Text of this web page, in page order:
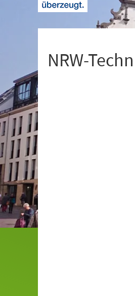
NRW-